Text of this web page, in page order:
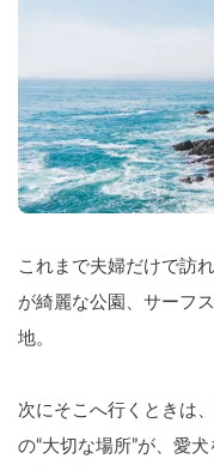
これまで夫婦だけで訪
が綺麗な公園、サーフ
地。
次にそこへ行くときは
の“大切な場所”が、愛